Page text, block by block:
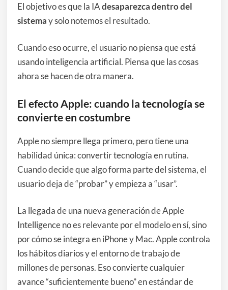
El objetivo es que la IAdesaparezca dentro del
sistemay solo notemos el resultado.
Cuando eso ocurre, el usuario no piensa que está
usando inteligencia artificial. Piensa que las cosas
ahora se hacen de otra manera.
El efecto Apple: cuando la tecnología se
convierte en costumbre
Apple no siempre llega primero, pero tiene una
habilidad única: convertir tecnología en rutina.
Cuando decide que algo forma parte del sistema, el
usuario deja de “probar” y empieza a “usar”.
La llegada de una nueva generación de Apple
Intelligence no es relevante por el modelo en sí, sino
por cómo se integra en iPhone y Mac. Apple controla
los hábitos diarios y el entorno de trabajo de
millones de personas. Eso convierte cualquier
avance “suficientemente bueno” en estándar de